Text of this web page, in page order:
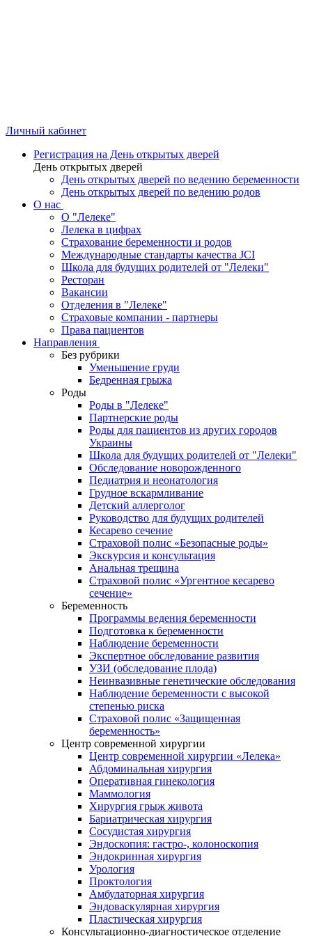
Личный кабинет
Регистрация на День открытых дверей
День открытых дверей
День открытых дверей по ведению беременности
День открытых дверей по ведению родов
О нас
О "Лелеке"
Лелека в цифрах
Страхование беременности и родов
Международные стандарты качества JCI
Школа для будущих родителей от "Лелеки"
Ресторан
Вакансии
Отделения в "Лелеке"
Страховые компании - партнеры
Права пациентов
Направления
Без рубрики
Уменьшение груди
Бедренная грыжа
Роды
Роды в "Лелеке"
Партнерские роды
Роды для пациентов из других городов
Украины
Школа для будущих родителей от "Лелеки"
Обследование новорожденного
Педиатрия и неонатология
Грудное вскармливание
Детский аллерголог
Руководство для будущих родителей
Кесарево сечение
Страховой полис «Безопасные роды»
Экскурсия и консультация
Анальная трещина
Страховой полис «Ургентное кесарево
сечение»
Беременность
Программы ведения беременности
Подготовка к беременности
Наблюдение беременности
Экспертное обследование развития
УЗИ (обследование плода)
Неинвазивные генетические обследования
Наблюдение беременности с высокой
степенью риска
Страховой полис «Защищенная
беременность»
Центр современной хирургии
Центр современной хирургии «Лелека»
Абдоминальная хирургия
Оперативная гинекология
Маммология
Хирургия грыж живота
Бариатрическая хирургия
Сосудистая хирургия
Эндоскопия: гастро-, колоноскопия
Эндокринная хирургия
Урология
Проктология
Амбулаторная хирургия
Эндоваскулярная хирургия
Пластическая хирургия
Консультационно-диагностическое отделение